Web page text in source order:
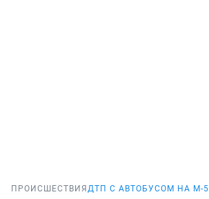
ПРОИСШЕСТВИЯ ДТП С АВТОБУСОМ НА М-5